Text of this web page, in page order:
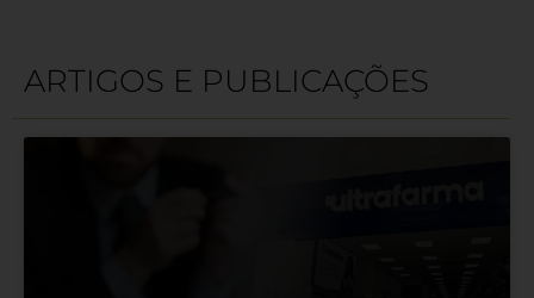
ARTIGOS E PUBLICAÇÕES